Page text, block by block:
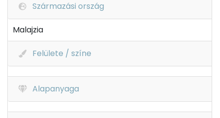
Származási ország
Malajzia
Felülete / színe
Alapanyaga